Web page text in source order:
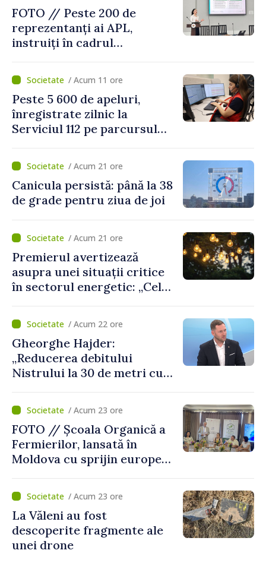
FOTO // Peste 200 de
reprezentanți ai APL,
instruiți în cadrul
Mediu privind aplicarea a
două regulamente din
domeniu
/ Acum 11 ore
Peste 5 600 de apeluri,
înregistrate zilnic la
Serviciul 112 pe parcursul
cetățeni au solicitat
ambulanța/ Acum 21 ore
Canicula persistă: până la 38
de grade pentru ziua de joi
/ Acum 21 ore
Premierul avertizează
asupra unei situații critice
în sectorul energetic: „Cel
putea cumpăra nici curent
de avarie”/ Acum 22 ore
Gheorghe Hajder:
„Reducerea debitului
Nistrului la 30 de metri cubi
„catastrofă naturală”
/ Acum 23 ore
FOTO // Școala Organică a
Fermierilor, lansată în
Moldova cu sprijin european
agriculturii durabile
/ Acum 23 ore
La Văleni au fost
descoperite fragmente ale
unei drone